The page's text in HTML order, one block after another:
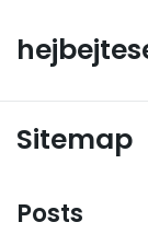
content
Sitemap
Posts